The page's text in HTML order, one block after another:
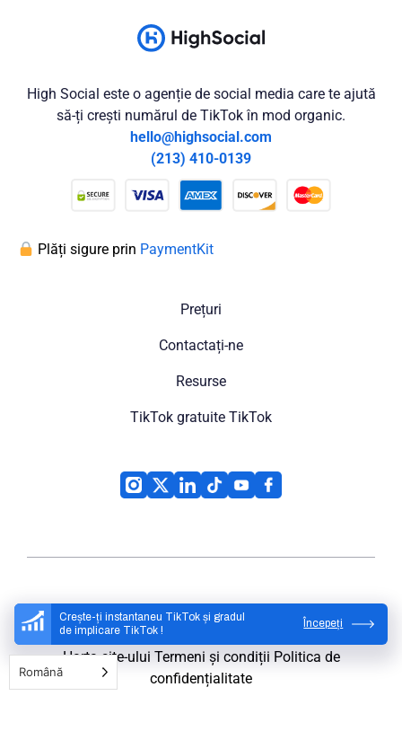
Crește-ți instantaneu TikTok și gradul
de implicare TikTok !
Începeți
High Social este o agenție de social media care te ajută
să-ți crești numărul de TikTok în mod organic.
hello@highsocial.com
(213) 410-0139
Plăți sigure prin PaymentKit
Prețuri
Contactați-ne
Resurse
TikTok gratuite TikTok
High Social © 2026
Harta site-ului Termeni și condiții Politica de
confidențialitate
Română